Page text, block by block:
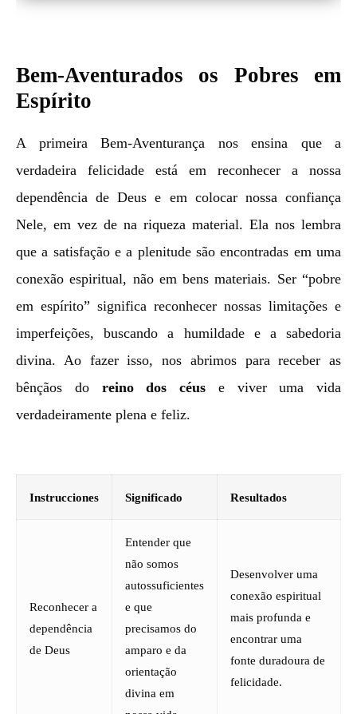
Bem-Aventurados os Pobres em
Espírito
A primeira Bem-Aventurança nos ensina que a
verdadeira felicidade está em reconhecer a nossa
dependência de Deus e em colocar nossa confiança
Nele, em vez de na riqueza material. Ela nos lembra
que a satisfação e a plenitude são encontradas em uma
conexão espiritual, não em bens materiais. Ser “pobre
em espírito” significa reconhecer nossas limitações e
imperfeições, buscando a humildade e a sabedoria
divina. Ao fazer isso, nos abrimos para receber as
bênçãos do reino dos céus e viver uma vida
verdadeiramente plena e feliz.
Instrucciones Significado Resultados
Reconhecer a
dependência
de Deus
Entender que
não somos
autossuficientes
e que
precisamos do
amparo e da
orientação
divina em
Desenvolver uma
conexão espiritual
mais profunda e
encontrar uma
fonte duradoura de
felicidade.